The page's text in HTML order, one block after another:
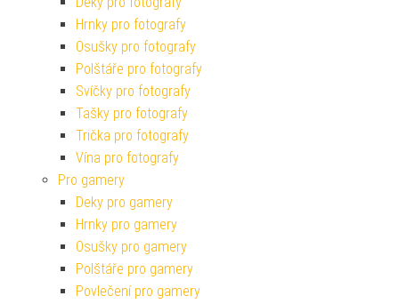
Hrnky pro fotografy
Osušky pro fotografy
Polštáře pro fotografy
Svíčky pro fotografy
Tašky pro fotografy
Trička pro fotografy
Vína pro fotografy
Pro gamery
Deky pro gamery
Hrnky pro gamery
Osušky pro gamery
Polštáře pro gamery
Povlečení pro gamery